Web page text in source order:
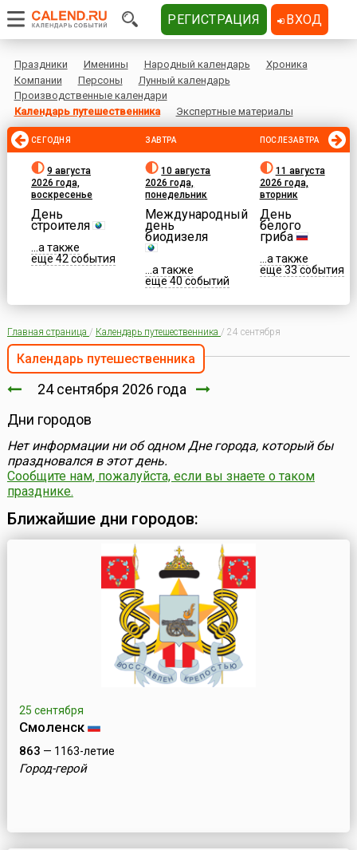
Праздники Именины Народный календарь
Хроника
Компании
Персоны
Лунный календарь
Производственные календари
Календарь путешественника
Экспертные материалы
СЕГОДНЯ
9 августа
2026 года,
воскресенье
День
строителя
...а также
еще 42 события
ЗАВТРА
10 августа
2026 года,
понедельник
Международный
день
биодизеля
...а также
еще 40 событий
ПОСЛЕЗАВТРА
11 августа
2026 года,
вторник
День
белого
гриба
...а также
еще 33 события
Главная страница / Календарь путешественника / 24 сентября
Календарь путешественника
24 сентября 2026 года
Дни городов
Нет информации ни об одном Дне города, который бы
праздновался в этот день.
Сообщите нам, пожалуйста, если вы знаете о таком
празднике.
Ближайшие дни городов:
25 сентября
Смоленск
863 — 1163-летие
Город-герой
РЕГИСТРАЦИЯ ВХОД